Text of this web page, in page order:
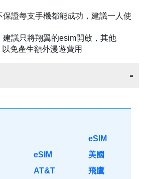
保證每支手機都能成功，建議一人使
建議只將翔翼的esim開啟，其他
免產生額外漫遊費用
eSIM
AT&T
eSIM
美國
飛鷹